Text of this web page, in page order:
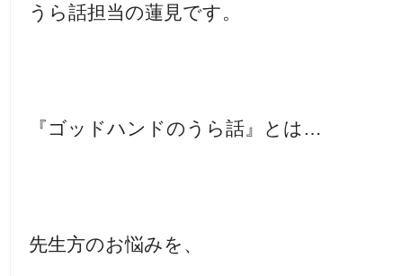
うら話担当の蓮見です。
『ゴッドハンドのうら話』とは…
先生方のお悩みを、